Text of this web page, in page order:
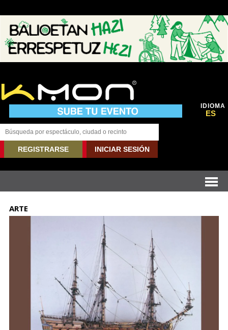
IDIOMA
ES
REGISTRARSE INICIAR SESIÓN
ARTE